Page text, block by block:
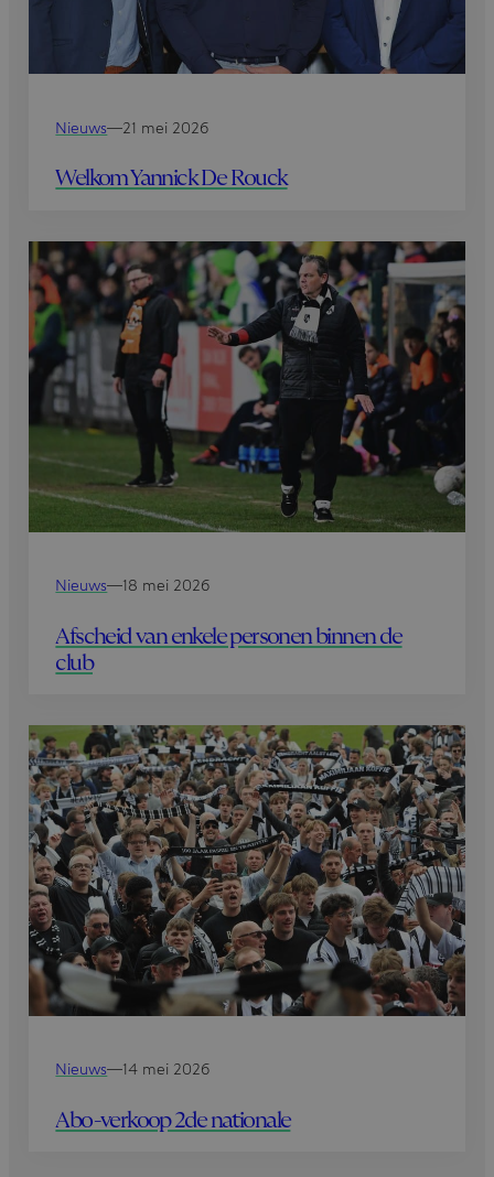
Nieuws—21 mei 2026
Welkom Yannick De Rouck
Nieuws—18 mei 2026
Afscheid van enkele personen binnen de
club
Nieuws—14 mei 2026
Abo-verkoop 2de nationale